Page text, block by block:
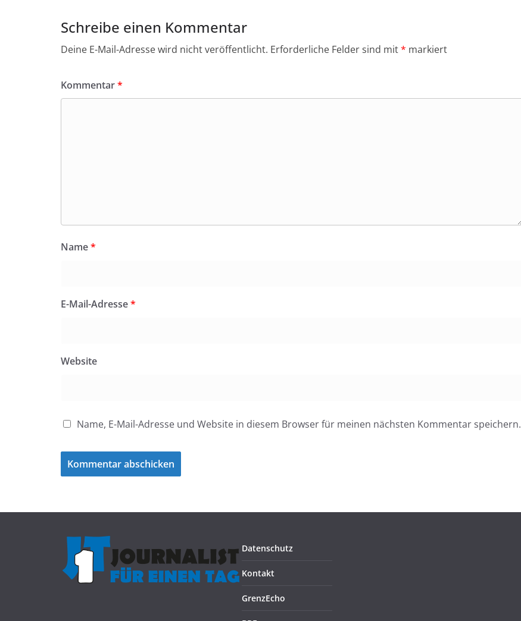
Schreibe einen Kommentar
Deine E-Mail-Adresse wird nicht veröffentlicht. Erforderliche Felder sind mit* markiert
Kommentar*
Name*
E-Mail-Adresse*
Website
Name, E-Mail-Adresse und Website in diesem Browser für meinen nächsten Kommentar speichern.
Datenschutz
Kontakt
GrenzEcho